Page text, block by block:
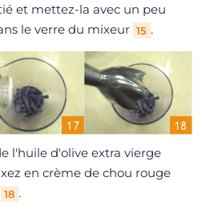
et mettez-la avec un peu
le verre du mixeur 15 .
l'huile d'olive extra vierge
en crème de chou rouge
18 .